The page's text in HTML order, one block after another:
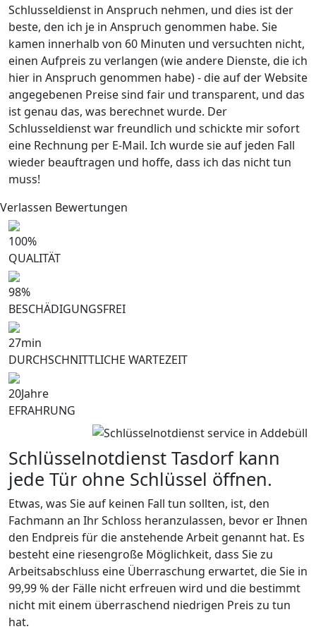
Schlusseldienst in Anspruch nehmen, und dies ist der
beste, den ich je in Anspruch genommen habe. Sie
kamen innerhalb von 60 Minuten und versuchten nicht,
einen Aufpreis zu verlangen (wie andere Dienste, die ich
hier in Anspruch genommen habe) - die auf der Website
angegebenen Preise sind fair und transparent, und das
ist genau das, was berechnet wurde. Der
Schlusseldienst war freundlich und schickte mir sofort
eine Rechnung per E-Mail. Ich wurde sie auf jeden Fall
wieder beauftragen und hoffe, dass ich das nicht tun
muss!
Verlassen Bewertungen
100%
QUALITÄT
98%
BESCHÄDIGUNGSFREI
27min
DURCHSCHNITTLICHE WARTEZEIT
20Jahre
EFRAHRUNG
Schlüsselnotdienst Tasdorf kann
jede Tür ohne Schlüssel öffnen.
Etwas, was Sie auf keinen Fall tun sollten, ist, den
Fachmann an Ihr Schloss heranzulassen, bevor er Ihnen
den Endpreis für die anstehende Arbeit genannt hat. Es
besteht eine riesengroße Möglichkeit, dass Sie zu
Arbeitsabschluss eine Überraschung erwartet, die Sie in
99,99 % der Fälle nicht erfreuen wird und die bestimmt
nicht mit einem überraschend niedrigen Preis zu tun
hat.